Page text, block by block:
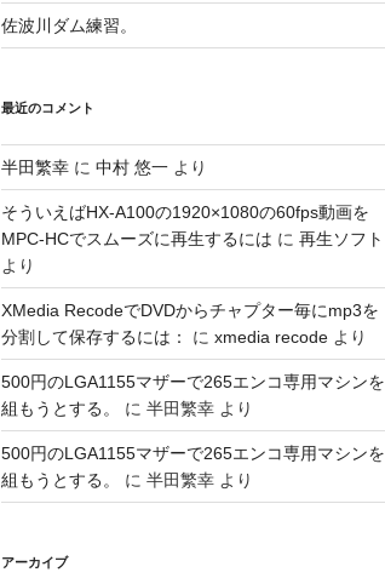
佐波川ダム練習。
最近のコメント
半田繁幸に 中村 悠一より
そういえばHX-A100の1920×1080の60fps動画を
MPC-HCでスムーズに再生するには に 再生ソフト
より
XMedia RecodeでDVDからチャプター毎にmp3を
分割して保存するには：
に xmedia recodeより
500円のLGA1155マザーで265エンコ専用マシンを
組もうとする。
に 半田繁幸より
500円のLGA1155マザーで265エンコ専用マシンを
組もうとする。
に 半田繁幸より
アーカイブ